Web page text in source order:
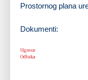
Prostornog plana
Dokumenti:
Ugovor
Odluka